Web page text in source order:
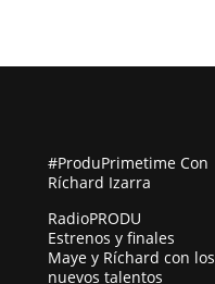
#ProduPrimetime Con
Ríchard Izarra
RadioPRODU
Estrenos y finales
Maye y Ríchard con los
nuevos talentos